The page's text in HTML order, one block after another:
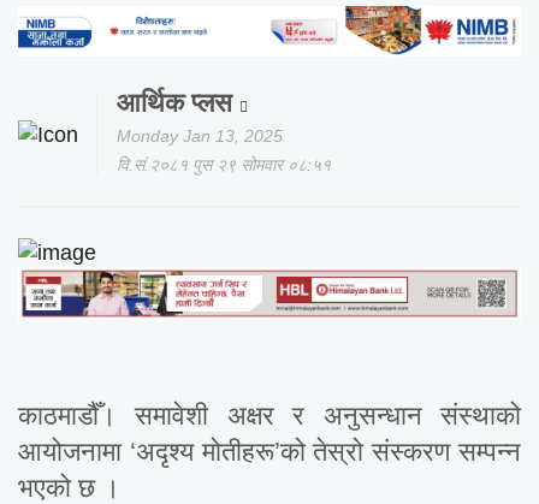
आर्थिक प्लस
Monday Jan 13, 2025
वि.सं.२०८१ पुस २९ सोमवार ०८:५१
काठमाडौँ। समावेशी अक्षर र अनुसन्धान संस्थाको
आयोजनामा ‘अदृश्य मोतीहरू’को तेस्रो संस्करण सम्पन्न
भएको छ ।